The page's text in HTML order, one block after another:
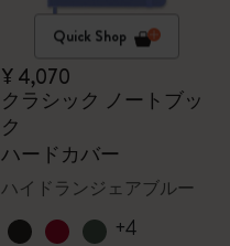
Quick Shop
¥ 4,070
クラシック ノートブッ
ク
ハードカバー
ハイドランジェアブルー
+4